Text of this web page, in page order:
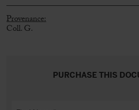
Provenance:
Coll. G.
PURCHASE THIS